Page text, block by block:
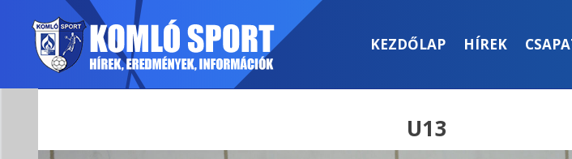
KEZDŐLAP HÍREK
U13